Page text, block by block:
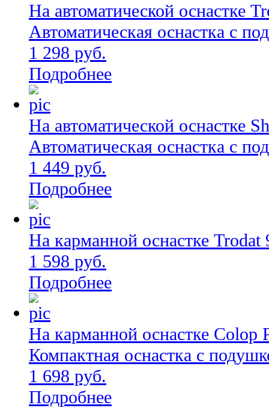
На автоматической оснастке
Автоматическая оснастка с
1 298 руб.
Подробнее
На автоматической оснастке
Автоматическая оснастка с
1 449 руб.
Подробнее
На карманной оснастке Trodat
1 598 руб.
Подробнее
На карманной оснастке Colop
Компактная оснастка с
1 698 руб.
Подробнее